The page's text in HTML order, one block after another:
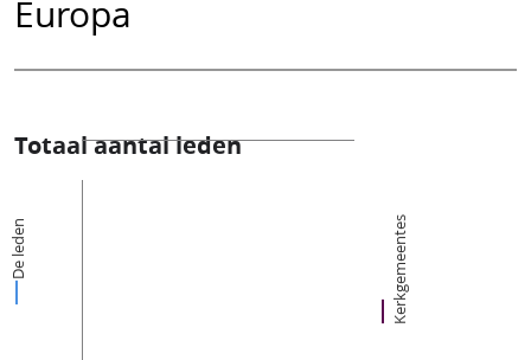
Europa
Totaal aantal leden
De leden Kerkgemeentes